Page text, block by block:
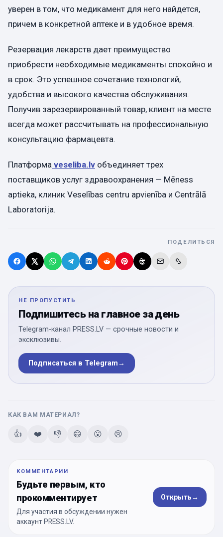
уверен в том, что медикамент для него найдется,
причем в конкретной аптеке и в удобное время.
Резервация лекарств дает преимущество
приобрести необходимые медикаменты спокойно и
в срок. Это успешное сочетание технологий,
удобства и высокого качества обслуживания.
Получив зарезервированный товар, клиент на месте
всегда может рассчитывать на профессиональную
консультацию фармацевта.
Платформа veseliba.lv объединяет трех
поставщиков услуг здравоохранения — Mēness
aptieka, клиник Veselības centru apvienība и Centrālā
Laboratorija.
ПОДЕЛИТЬСЯ
НЕ ПРОПУСТИТЬ
Подпишитесь на главное за день
Telegram-канал PRESS.LV — срочные новости и
эксклюзивы.
Подписаться в Telegram→
КАК ВАМ МАТЕРИАЛ?
👍 ❤️ 👎 😄 😮 😢
КОММЕНТАРИИ
Будьте первым, кто
прокомментирует
Для участия в обсуждении нужен
аккаунт PRESS.LV.
Открыть→